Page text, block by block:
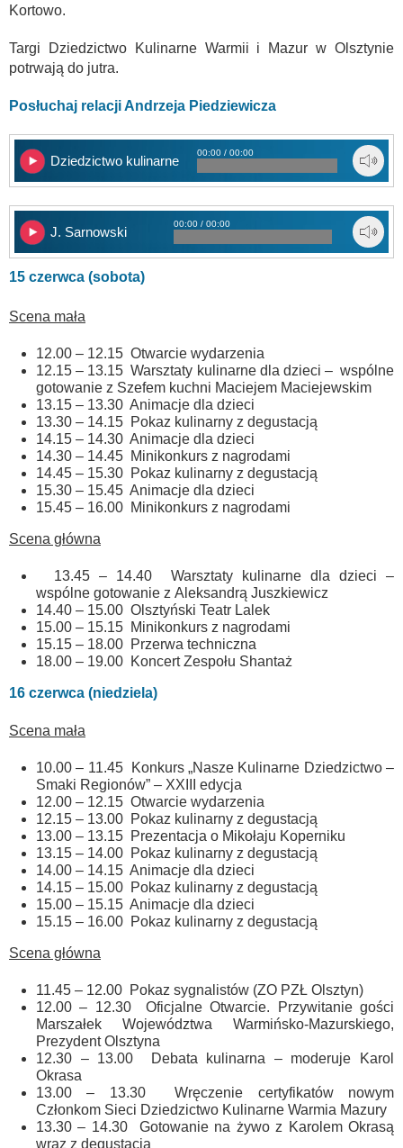
Kortowo.
Targi Dziedzictwo Kulinarne Warmii i Mazur w Olsztynie
potrwają do jutra.
Posłuchaj relacji Andrzeja Piedziewicza
Dziedzictwo kulinarne
00:00 / 00:00
J. Sarnowski
00:00 / 00:00
15 czerwca (sobota)
Scena mała
12.00 – 12.15 Otwarcie wydarzenia
12.15 – 13.15 Warsztaty kulinarne dla dzieci – wspólne
gotowanie z Szefem kuchni Maciejem Maciejewskim
13.15 – 13.30 Animacje dla dzieci
13.30 – 14.15 Pokaz kulinarny z degustacją
14.15 – 14.30 Animacje dla dzieci
14.30 – 14.45 Minikonkurs z nagrodami
14.45 – 15.30 Pokaz kulinarny z degustacją
15.30 – 15.45 Animacje dla dzieci
15.45 – 16.00 Minikonkurs z nagrodami
Scena główna
13.45 – 14.40 Warsztaty kulinarne dla dzieci –
wspólne gotowanie z Aleksandrą Juszkiewicz
14.40 – 15.00 Olsztyński Teatr Lalek
15.00 – 15.15 Minikonkurs z nagrodami
15.15 – 18.00 Przerwa techniczna
18.00 – 19.00 Koncert Zespołu Shantaż
16 czerwca (niedziela)
Scena mała
10.00 – 11.45 Konkurs „Nasze Kulinarne Dziedzictwo –
Smaki Regionów” – XXIII edycja
12.00 – 12.15 Otwarcie wydarzenia
12.15 – 13.00 Pokaz kulinarny z degustacją
13.00 – 13.15 Prezentacja o Mikołaju Koperniku
13.15 – 14.00 Pokaz kulinarny z degustacją
14.00 – 14.15 Animacje dla dzieci
14.15 – 15.00 Pokaz kulinarny z degustacją
15.00 – 15.15 Animacje dla dzieci
15.15 – 16.00 Pokaz kulinarny z degustacją
Scena główna
11.45 – 12.00 Pokaz sygnalistów (ZO PZŁ Olsztyn)
12.00 – 12.30 Oficjalne Otwarcie. Przywitanie gości
Marszałek Województwa Warmińsko-Mazurskiego,
Prezydent Olsztyna
12.30 – 13.00 Debata kulinarna – moderuje Karol
Okrasa
13.00 – 13.30 Wręczenie certyfikatów nowym
Członkom Sieci Dziedzictwo Kulinarne Warmia Mazury
13.30 – 14.30 Gotowanie na żywo z Karolem Okrasą
wraz z degustacją